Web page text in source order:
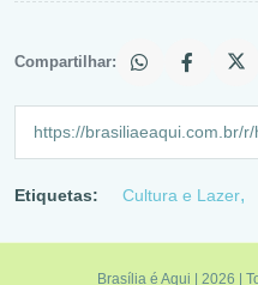
Compartilhar:
Etiquetas: Cultura e Lazer
Brasília é Aqui | 2026 |